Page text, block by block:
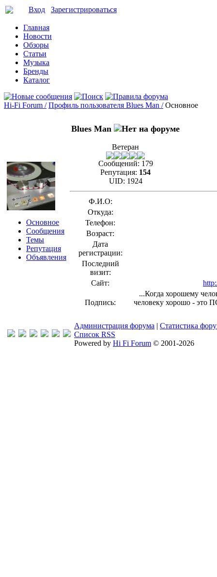
Вход Зарегистрироваться
Главная
Новости
Обзоры
Статьи
Музыка
Бренды
Каталог
Hi-Fi Forum / Профиль пользователя Blues Man / Основное
Основное
Сообщения
Темы
Репутация
Объявления
Blues Man
Ветеран
Сообщений: 179
Репутация: 154
UID: 1924
Ф.И.О:
Откуда:
Телефон:
Возраст:
Дата
регистрации:
Последний
визит:
Сайт:
Подпись:
...Когда хорошему
человеку хорошо - это
Администрация форума | Статистика
Список RSS
Powered by Hi Fi Forum © 2001-2026